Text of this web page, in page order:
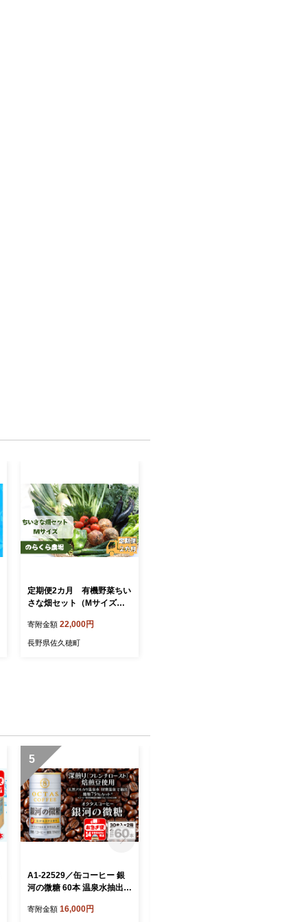
定期便2カ月 有機野菜ちい
さな畑セット（Mサイズ
寄附金額 22,000円
長野県佐久穂町
5
A1-22529／缶コーヒー 銀
河の微糖 60本 温泉水抽出・
ト）焙煎豆使用
寄附金額 16,000円